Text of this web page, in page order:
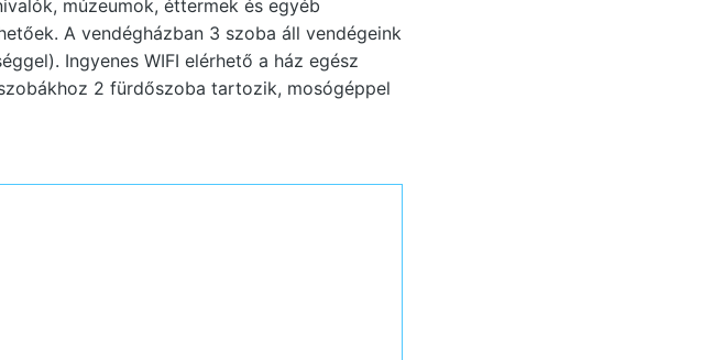
múzeumok, éttermek és egyéb
A vendégházban 3 szoba áll vendégeink
Ingyenes WIFI elérhető a ház egész
2 fürdőszoba tartozik, mosógéppel